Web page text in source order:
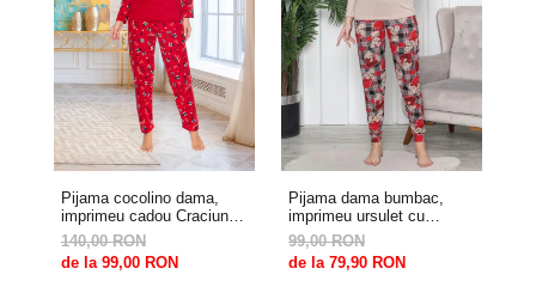
Pijama cocolino dama,
imprimeu cadou Craciun,
rosu 311
140,00 RON
de la 99,00 RON
Pijama dama bumbac,
imprimeu ursulet cu
inimioare, bej 104
99,00 RON
de la 79,90 RON